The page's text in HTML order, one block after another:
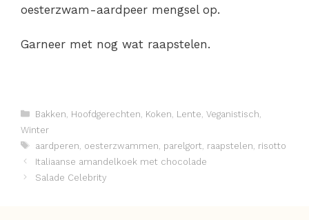
oesterzwam-aardpeer mengsel op.
Garneer met nog wat raapstelen.
Categorieën
Bakken Hoofdgerechten Koken Lente Veganistisch
Winter
Tags
aardperen oesterzwammen parelgort raapstelen risotto
Italiaanse amandelkoek met chocolade
Salade Celebrity